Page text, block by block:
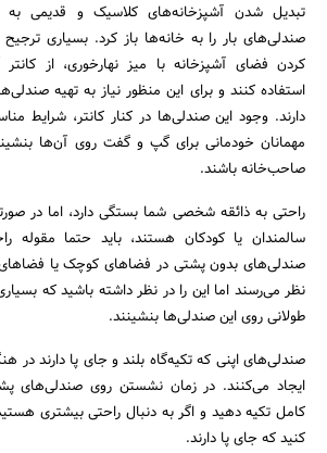
تبدیل شدن آشپزخانه‌های کلاسیک و قدیمی به
صندلی‌های بار را به خانه‌ها باز کرد. بسیاری
استفاده کنند و برای این منظور نیاز به تهیه
دارند. وجود این صندلی‌ها در کنار کانتر، شرایط
مهمانان خودمانی برای گپ و گفت روی آن‌ها
صاحب‌خانه باشند.
راحتی به ذائقه شخصی شما بستگی دارد، اما در
سالمندان یا کودکان هستند، باید حتما مقوله
صندلی‌های بدون پشتی در فضاهای کوچک یا فضاهای
نظر می‌رسند اما این را در نظر داشته باشید که
طولانی روی این صندلی‌ها بنشینند.
صندلی‌های اپنی که تکیه‌گاه بلند و جای پا دارند در
ایجاد می‌کنند. در زمان نشستن روی صندلی‌های
کامل تکیه دهید و اگر به دنبال راحتی بیشتری
کنید که جای پا دارند.